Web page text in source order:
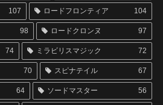
107 ロードフロンティア 104
98 ロードクロンヌ 97
74 ミラビリスマジック 72
70 スピナテイル 67
64 ソードマスター 56